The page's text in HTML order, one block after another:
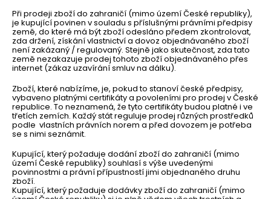
Při prodeji zboží do zahraničí (mimo území České republiky),
je kupující povinen v souladu s příslušnými právními předpisy
země, do které má být zboží odesláno předem zkontrolovat,
zda držení, získání vlastnictví a dovoz objednávaného zboží
není zakázaný / regulovaný. Stejně jako skutečnost, zda tato
země nezakazuje prodej tohoto zboží objednávaného přes
internet (zákaz uzavírání smluv na dálku).
Zboží, které nabízíme, je, pokud to stanoví české předpisy,
vybaveno platnými certifikáty a povoleními pro prodej v České
republice. To neznamená, že tyto certifikáty budou platné i ve
třetích zemích. Každý stát reguluje prodej různých prostředků
podle vlastních právních norem a před dovozem je potřeba
se s nimi seznámit.
Kupující, který požaduje dodání zboží do zahraničí (mimo
území České republiky) souhlasí s výše uvedenými
povinnostmi a právní přípustností jimi objednaného druhu
zboží.
Kupující, který požaduje dodávky zboží do zahraničí (mimo